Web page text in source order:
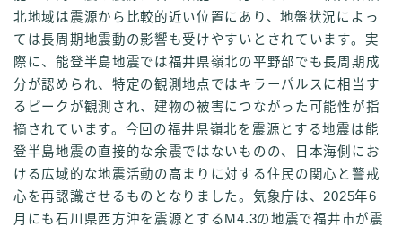
北地域は震源から比較的近い位置にあり、地盤状況によっ
ては長周期地震動の影響も受けやすいとされています。実
際に、能登半島地震では福井県嶺北の平野部でも長周期成
分が認められ、特定の観測地点ではキラーパルスに相当す
るピークが観測され、建物の被害につながった可能性が指
摘されています。今回の福井県嶺北を震源とする地震は能
登半島地震の直接的な余震ではないものの、日本海側にお
ける広域的な地震活動の高まりに対する住民の関心と警戒
心を再認識させるものとなりました。気象庁は、2025年6
月にも石川県西方沖を震源とするM4.3の地震で福井市が震